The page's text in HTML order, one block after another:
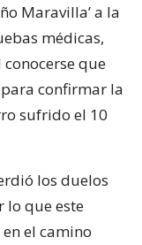
Maravilla’ a la
médicas,
que
confirmar la
sufrido el 10
los duelos
lo que este
el camino